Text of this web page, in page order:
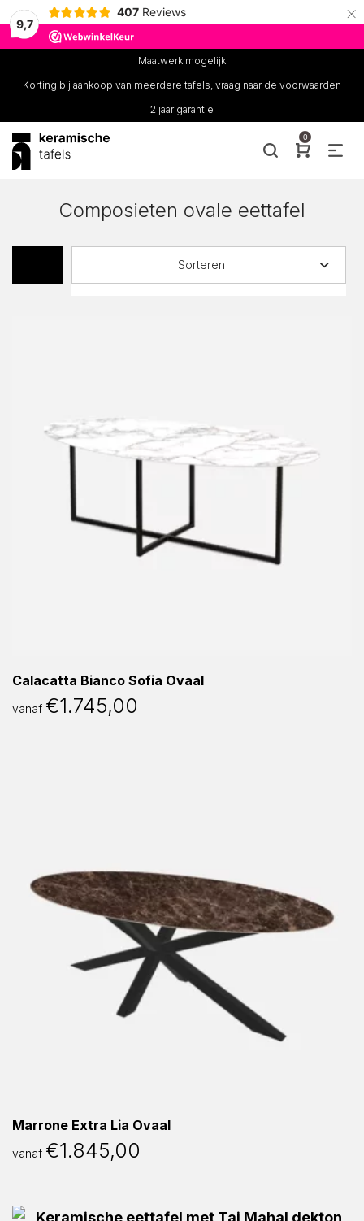
9,7
407 Reviews ×
Maatwerk mogelijk
Korting bij aankoop van meerdere tafels, vraag naar de voorwaarden
2 jaar garantie
0
Composieten ovale eettafel
Sorteren
Calacatta Bianco Sofia Ovaal
vanaf €1.745,00
Marrone Extra Lia Ovaal
vanaf €1.845,00